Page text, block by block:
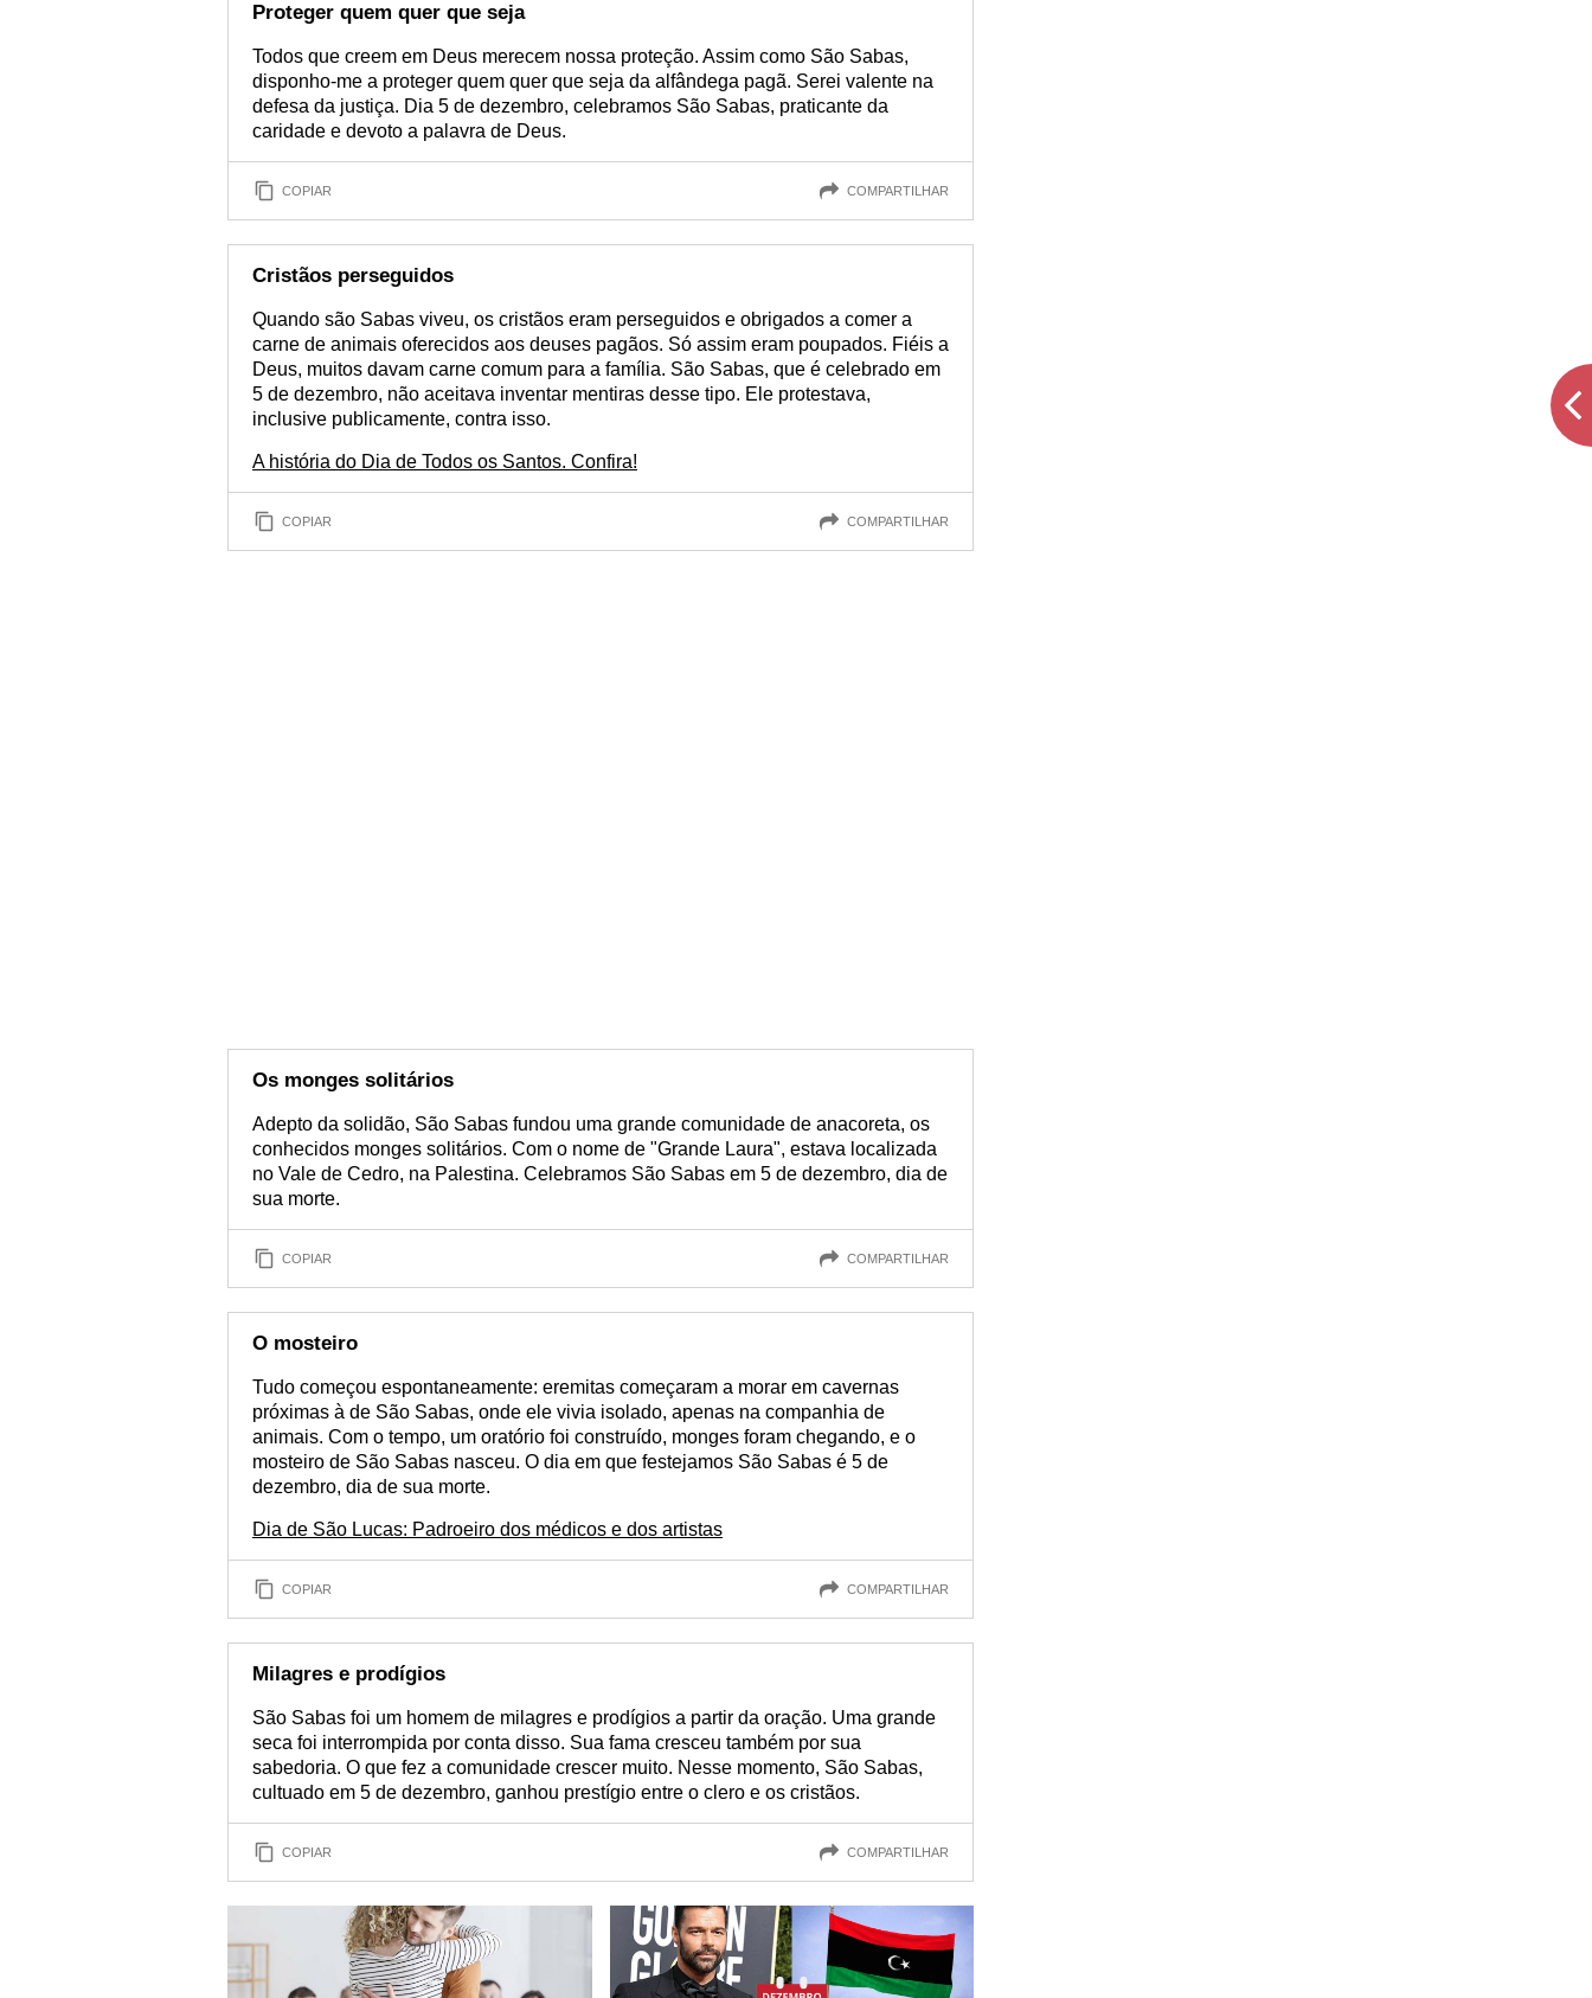
Proteger quem quer que seja
Todos que creem em Deus merecem nossa proteção. Assim como São Sabas,
disponho-me a proteger quem quer que seja da alfândega pagã. Serei valente na
defesa da justiça. Dia 5 de dezembro, celebramos São Sabas, praticante da
caridade e devoto a palavra de Deus.
COPIAR COMPARTILHAR
Cristãos perseguidos
Quando são Sabas viveu, os cristãos eram perseguidos e obrigados a comer a
carne de animais oferecidos aos deuses pagãos. Só assim eram poupados. Fiéis a
Deus, muitos davam carne comum para a família. São Sabas, que é celebrado em
5 de dezembro, não aceitava inventar mentiras desse tipo. Ele protestava,
inclusive publicamente, contra isso.
A história do Dia de Todos os Santos. Confira!
COPIAR COMPARTILHAR
Os monges solitários
Adepto da solidão, São Sabas fundou uma grande comunidade de anacoreta, os
conhecidos monges solitários. Com o nome de "Grande Laura", estava localizada
no Vale de Cedro, na Palestina. Celebramos São Sabas em 5 de dezembro, dia de
sua morte.
COPIAR COMPARTILHAR
O mosteiro
Tudo começou espontaneamente: eremitas começaram a morar em cavernas
próximas à de São Sabas, onde ele vivia isolado, apenas na companhia de
animais. Com o tempo, um oratório foi construído, monges foram chegando, e o
mosteiro de São Sabas nasceu. O dia em que festejamos São Sabas é 5 de
dezembro, dia de sua morte.
Dia de São Lucas: Padroeiro dos médicos e dos artistas
COPIAR COMPARTILHAR
Milagres e prodígios
São Sabas foi um homem de milagres e prodígios a partir da oração. Uma grande
seca foi interrompida por conta disso. Sua fama cresceu também por sua
sabedoria. O que fez a comunidade crescer muito. Nesse momento, São Sabas,
cultuado em 5 de dezembro, ganhou prestígio entre o clero e os cristãos.
COPIAR COMPARTILHAR